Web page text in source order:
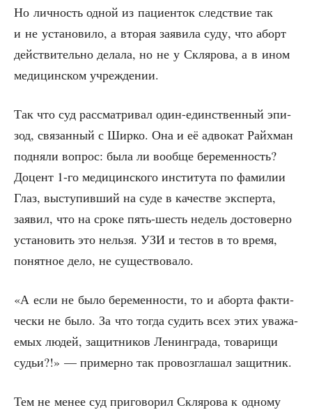
Но лич­ность одной из паци­ен­ток след­ствие так
и не уста­но­ви­ло, а вто­рая заяви­ла суду, что аборт
действительно дела­ла, но не у Скля­ро­ва, а в ином
меди­цин­ском учреждении.
Так что суд рас­смат­ри­вал один-един­ствен­ный эпи­
зод, свя­зан­ный с Шир­ко. Она и её адво­кат Райхман
под­ня­ли вопрос: была ли вооб­ще бере­мен­ность?
Доцент 1‑го меди­цин­ско­го инсти­ту­та по фами­лии
Глаз, высту­пив­ший на суде в каче­стве экс­пер­та,
заявил, что на сро­ке пять-шесть недель досто­вер­но
уста­но­вить это нель­зя. УЗИ и тестов в то вре­мя,
понят­ное дело, не существовало.
«А если не было бере­мен­но­сти, то и абор­та фак­ти­
че­ски не было. За что тогда судить всех этих ува­жа­
е­мых людей, защит­ни­ков Ленин­гра­да, това­ри­щи
судьи?!» — при­мер­но так про­воз­гла­шал защитник.
Тем не менее суд при­го­во­рил Скля­ро­ва к одно­му